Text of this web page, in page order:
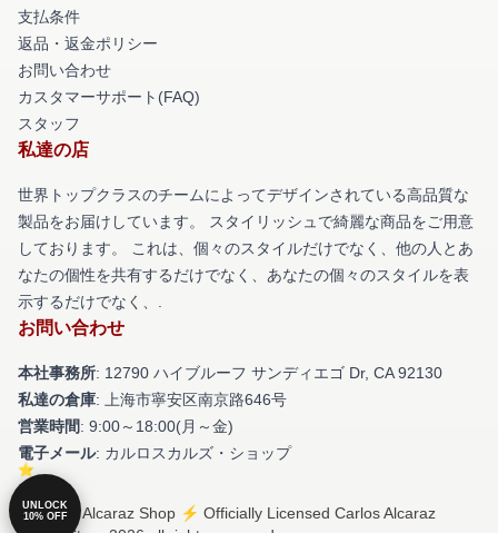
支払条件
返品・返金ポリシー
お問い合わせ
カスタマーサポート(FAQ)
スタッフ
私達の店
世界トップクラスのチームによってデザインされている高品質な
製品をお届けしています。 スタイリッシュで綺麗な商品をご用意
しております。 これは、個々のスタイルだけでなく、他の人とあ
なたの個性を共有するだけでなく、あなたの個々のスタイルを表
示するだけでなく、.
お問い合わせ
本社事務所: 12790 ハイブルーフ サンディエゴ Dr, CA 92130
私達の倉庫: 上海市寧安区南京路646号
営業時間: 9:00～18:00(月～金)
電子メール: カルロスカルズ・ショップ
© Carlos Alcaraz Shop ⚡️ Officially Licensed Carlos Alcaraz
UNLOCK
10% OFF